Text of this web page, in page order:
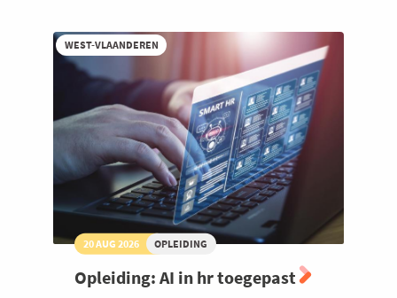
digitale
collega
WEST-VLAANDEREN
20 AUG 2026 OPLEIDING
Opleiding: AI in hr toegepast